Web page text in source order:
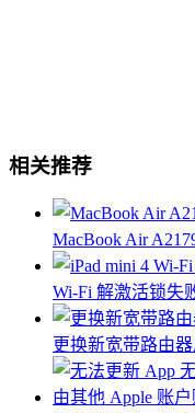
相关推荐
MacBook Air
Wi-Fi 解激活锁失
更换新宽带路由